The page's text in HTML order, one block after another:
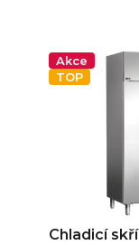
Akce
TOP
Chladicí